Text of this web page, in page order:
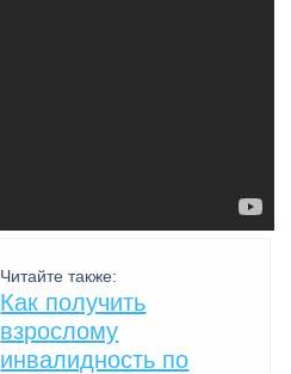
Читайте также:
Как получить
взрослому
инвалидность по